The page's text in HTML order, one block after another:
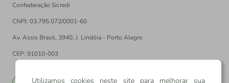
Confederação Sicredi
CNPJ: 03.795.072/0001-60
Av. Assis Brasil, 3940, J. Lindóia - Porto Alegre
CEP: 91010-003
Utilizamos cookies neste site para melhorar sua